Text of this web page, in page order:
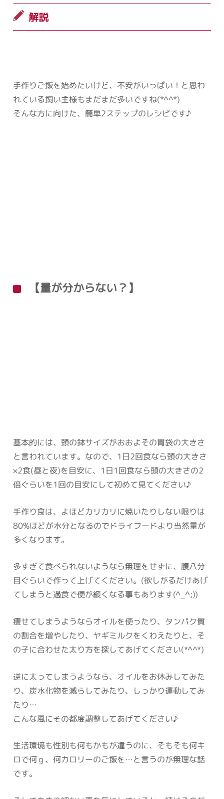
解説
手作りご飯を始めたいけど、不安がいっぱい！と思わ
れている飼い主様もまだまだ多いですね(*^^*)
そんな方に向けた、簡単2ステップのレシピです♪
【量が分からない？】
基本的には、頭の鉢サイズがおおよその胃袋の大きさ
と言われています。なので、1日2回食なら頭の大きさ
×2食(昼と夜)を目安に、1日1回食なら頭の大きさの2
倍ぐらいを1回の目安にして初めて見てください♪
手作り食は、よほどカリカリに焼いたりしない限りは
80%ほどが水分となるのでドライフードより当然量が
多くなります。
多すぎて食べられないようなら無理をせずに、腹八分
目ぐらいで作って上げてください。(欲しがるだけあげ
てしまうと過食で便が緩くなる事もあります(^_^;))
痩せてしまうようならオイルを使ったり、タンパク質
の割合を増やしたり、ヤギミルクをくわえたりと、そ
の子に合わせた太り方を探してあげてください(*^^*)
逆に太ってしまうようなら、オイルをお休みしてみた
り、炭水化物を減らしてみたり、しっかり運動してみ
たり…
こんな風にその都度調整してあげてください♪
生活環境も性別も何もかもが違うのに、そもそも何キ
ロで何ｇ、何カロリーのご飯を…と言うのが無理な話
です。